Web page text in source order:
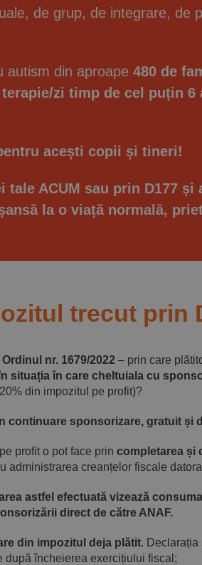
de grup, de integrare, de
autism din aproape 480 de
zi timp de cel puțin 6
acești copii și tineri!
ACUM sau prin D177
la o viață normală,
trecut prin
nr. 1679/2022 – prin care
situația în care cheltuiala cu
din impozitul pe profit)?
continuare sponsorizare, gratuit și
profit o pot face prin completarea și
creanțelor fiscale
astfel efectuată vizează
direct de către ANAF.
din impozitul deja plătit. Declarația
după încheierea exercițiului fiscal;